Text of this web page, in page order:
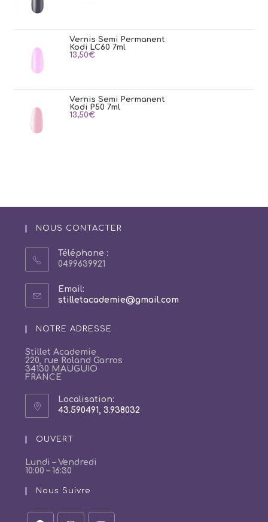
Vernis Semi Permanent
Kodi LC60 7ml
13,50€
Vernis Semi Permanent
Kodi P50 7ml
13,50€
NOUS CONTACTER
Téléphone :
0499639921
Email:
stilletacademie@gmail.comS’ouvre
NOTRE ADRESSE
Stillet Academie
220, rue Roland Garros
34130 MAUGUIO
FRANCE
Localisation:
43.590491, 3.938032
un
nouvel
OUVERT
Lundi – Vendredi
10:00 – 16:30
Nous Suivre